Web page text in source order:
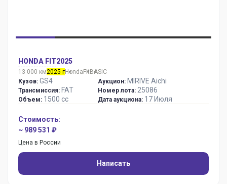
HONDA FIT2025
13 000 км2025 гHonda Fit BASIC
Кузов: GS4
Трансмиссия: FAT
Объем: 1500 сс
Аукцион: MIRIVE Aichi
Номер лота: 25086
Дата аукциона: 17 Июля
Стоимость:
~ 989 531 ₽
Цена в России
Написать